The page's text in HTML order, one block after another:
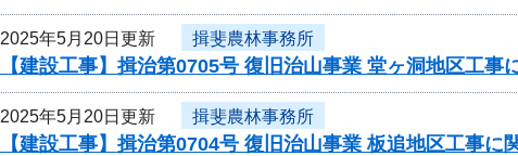
2025年5月20日更新 揖斐農林事務所
【建設工事】揖治第0705号 復旧治山事業 堂ヶ洞地区工事
2025年5月20日更新 揖斐農林事務所
【建設工事】揖治第0704号 復旧治山事業 板追地区工事に